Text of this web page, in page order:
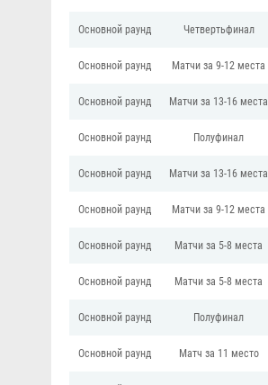
Основной раунд Четвертьфинал
Основной раунд Матчи за 9-12 места
Основной раунд Матчи за 13-16 места
Основной раунд Полуфинал
Основной раунд Матчи за 13-16 места
Основной раунд Матчи за 9-12 места
Основной раунд Матчи за 5-8 места
Основной раунд Матчи за 5-8 места
Основной раунд Полуфинал
Основной раунд Матч за 11 место